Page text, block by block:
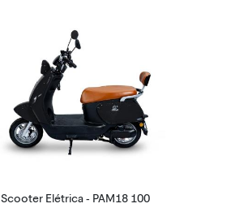
Scooter Elétrica - PAM18 100